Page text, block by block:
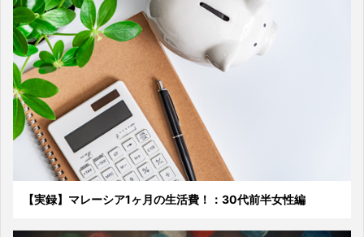
【実録】マレーシア1ヶ月の生活費！：30代前半女性編